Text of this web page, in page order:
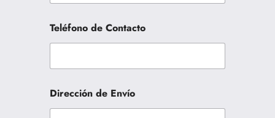
Teléfono de Contacto
Dirección de Envío